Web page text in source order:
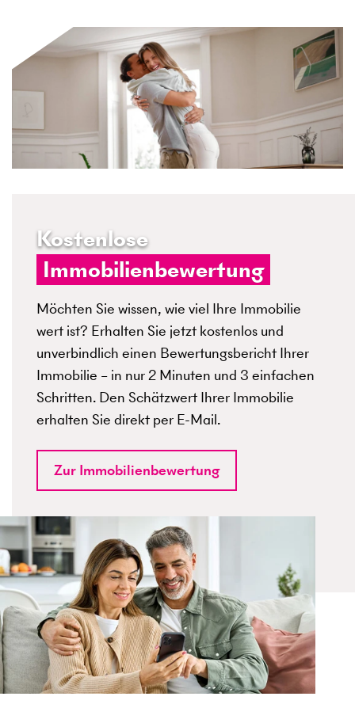
Kostenlose
Immobilienbewertung
Möchten Sie wissen, wie viel Ihre Immobilie
wert ist? Erhalten Sie jetzt kostenlos und
unverbindlich einen Bewertungsbericht Ihrer
Immobilie – in nur 2 Minuten und 3 einfachen
Schritten. Den Schätzwert Ihrer Immobilie
erhalten Sie direkt per E-Mail.
Zur Immobilienbewertung